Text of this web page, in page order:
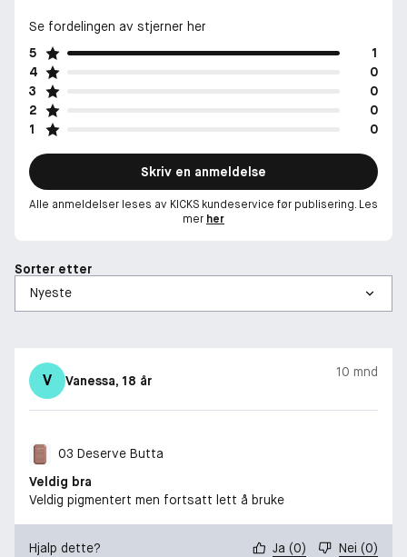
Se fordelingen av stjerner her
5
1
4
0
3
0
2
0
1
0
Skriv en anmeldelse
Alle anmeldelser leses av KICKS kundeservice før publisering. Les
mer her
Sorter etter
V Vanessa, 18 år
10 mnd
03 Deserve Butta
Veldig bra
Veldig pigmentert men fortsatt lett å bruke
Hjalp dette? Ja (0) Nei (0)